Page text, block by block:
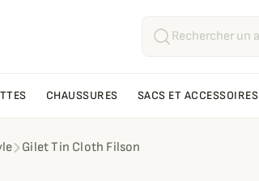
CHAUSSURES SACS ET ACCESSOIRES
Gilet Tin Cloth Filson